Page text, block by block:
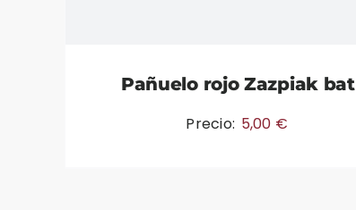
Pañuelo rojo Zazpiak bat
Precio: 5,00 €